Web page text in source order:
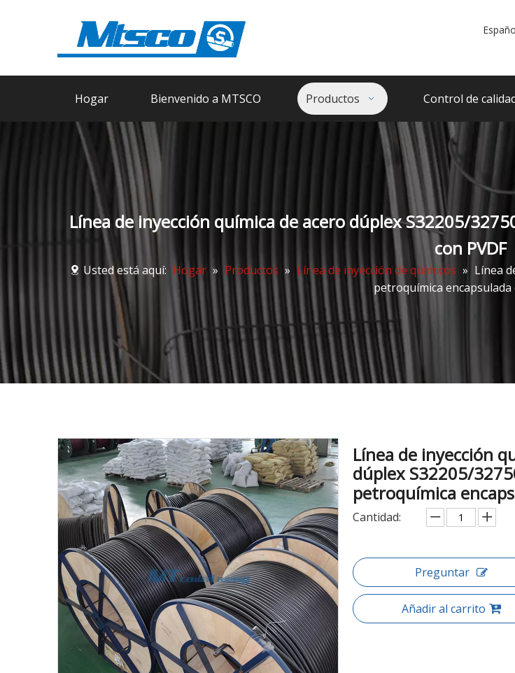
Hogar Bienvenido a MTSCO Productos Control de
Línea de inyección química de acero dúplex S32205/
con PVDF
Usted está aquí: Hogar » Productos » Línea de inyección de químicos » Línea
petroquímica encapsulada
Línea de inyección
dúplex S32205/
petroquímica
Cantidad:
Preguntar
Añadir al carrito